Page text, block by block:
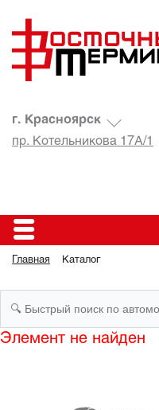
г. Красноярск
пр. Котельникова 17А/1
Главная Каталог
Элемент не найден